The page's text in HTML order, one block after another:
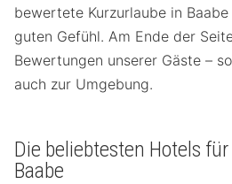
bewertete Kurzurlaube in
guten Gefühl. Am Ende der
Bewertungen unserer Gäste –
auch zur Umgebung.
Die beliebtesten Hotels
Baabe